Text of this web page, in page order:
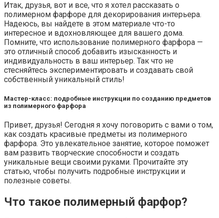
Итак, друзья, вот и все, что я хотел рассказать о
полимерном фарфоре для декорирования интерьера.
Надеюсь, вы найдете в этом материале что-то
интересное и вдохновляющее для вашего дома.
Помните, что использование полимерного фарфора —
это отличный способ добавить изысканность и
индивидуальность в ваш интерьер. Так что не
стесняйтесь экспериментировать и создавать свой
собственный уникальный стиль!
Мастер-класс: подробные инструкции по созданию предметов
из полимерного фарфора
Привет, друзья! Сегодня я хочу поговорить с вами о том,
как создать красивые предметы из полимерного
фарфора. Это увлекательное занятие, которое поможет
вам развить творческие способности и создать
уникальные вещи своими руками. Прочитайте эту
статью, чтобы получить подробные инструкции и
полезные советы.
Что такое полимерный фарфор?